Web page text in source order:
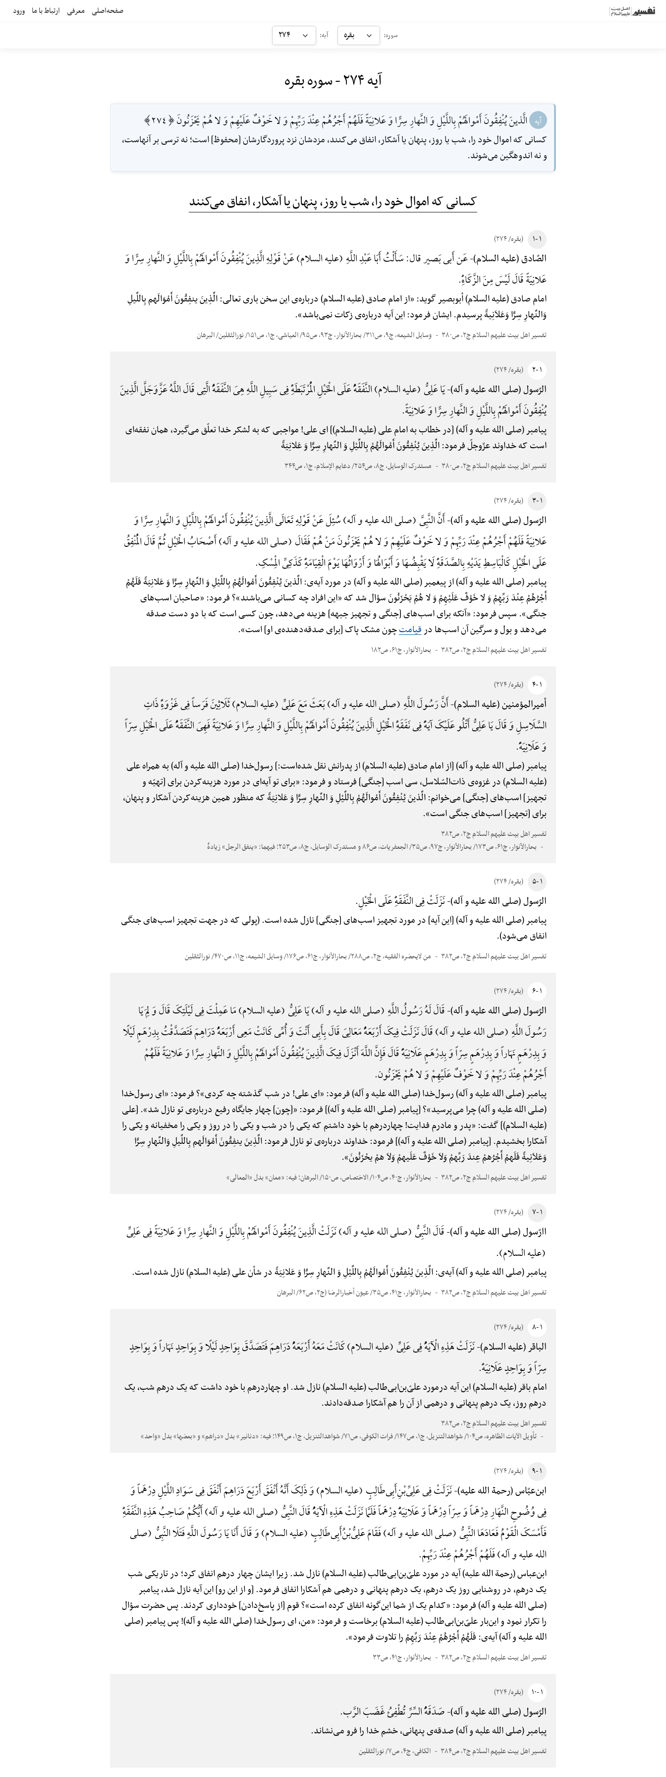
صفحه‌اصلی معرفی ارتباط با ما ورود
سوره: بقره آیه: ۲۷۴
آیه ۲۷۴ - سوره بقره
آیه الَّذينَ يُنْفِقُونَ أَمْوالَهُمْ بِاللَّيْلِ وَ النَّهارِ سِرًّا وَ عَلانِيَةً فَلَهُمْ أَجْرُهُمْ عِنْدَ رَبِّهِمْ وَ لا خَوْفٌ عَلَيْهِمْ وَ لا هُمْ يَحْزَنُونَ [274]
کسانى که اموال خود را، شب یا روز، پنهان یا آشکار، انفاق مى‌کنند، مزدشان نزد پروردگارشان [محفوظ] است؛ ‌نه ترسى بر آنهاست،
و نه اندوهگین مى‌شوند.
کسانی که اموال خود را، شب یا روز، پنهان یا آشکار، انفاق می‌کنند
۱ -۱ (بقره/ ۲۷۴)
الصّادق (علیه السلام)-عَن أَبی بَصیر قال: سَأَلْتُ أَبَا عَبْدِ اللَّهِ (علیه السلام) عَنْ قَوْلِهِ الَّذِینَ یُنْفِقُونَ أَمْوالَهُمْ بِاللَّیْلِ وَ النَّهارِ سِرًّا وَ
عَلانِیَةً قَالَ لَیْسَ مِنَ الزَّکَاهًِْ.
امام صادق (علیه السلام) أبوبصیر گوید: «از امام صادق (علیه السلام) درباره‌ی این سخن باری تعالی: الَّذِینَ ینفِقُونَ أَمْوَالَهم بِاللَّیلِ
وَالنَّهارِ سِرًّا وَعَلاَنِیةً پرسیدم. ایشان فرمود: این آیه درباره‌ی زکات نمی‌باشد».
تفسیر اهل بیت علیهم السلام ج۲، ص۳۸۰ وسایل الشیعه، ج۹، ص۳۱۱/ بحارالأنوار، ج۹۳، ص۹۵/ العیاشی، ج۱، ص۱۵۱/ نورالثقلین/ البرهان
۱ -۲ (بقره/ ۲۷۴)
الرّسول (صلی الله علیه و آله)-یَا عَلِیُّ (علیه السلام) النَّفَقَهًُْ عَلَی الْخَیْلِ الْمُرْتَبَطَهًِْ فِی سَبِیلِ اللَّهِ هِیَ النَّفَقَهًُْ الَّتِی قَالَ اللَّهُ عَزَّوَجَلَّ الَّذِینَ
یُنْفِقُونَ أَمْوالَهُمْ بِاللَّیْلِ وَ النَّهارِ سِرًّا وَ عَلانِیَةً.
پیامبر (صلی الله علیه و آله) [در خطاب به امام علی (علیه السلام)] ای علی! مواجبی که به لشکر خدا تعلّق می‌گیرد، همان نفقه‌ای
است که خداوند عزّوجلّ فرمود: الَّذِینَ یُنْفِقُونَ أَمْوالَهُمْ بِاللَّیْلِ وَ النَّهارِ سِرًّا وَ عَلانِیَةً
تفسیر اهل بیت علیهم السلام ج۲، ص۳۸۰ مستدرک الوسایل، ج۸، ص۲۵۴/ دعایم الإسلام، ج۱، ص۳۴۴
۱ -۳ (بقره/ ۲۷۴)
الرّسول (صلی الله علیه و آله)-أَنَّ النَّبِیَّ (صلی الله علیه و آله) سُئِلَ عَنْ قَوْلِهِ تَعَالَی الَّذِینَ یُنْفِقُونَ أَمْوالَهُمْ بِاللَّیْلِ وَ النَّهارِ سِرًّا وَ
عَلانِیَةً فَلَهُمْ أَجْرُهُمْ عِنْدَ رَبِّهِمْ وَ لا خَوْفٌ عَلَیْهِمْ وَ لا هُمْ یَحْزَنُونَ مَنْ هُمْ فَقَالَ (صلی الله علیه و آله) أَصْحَابُ الْخَیْلِ ثُمَّ قَالَ الْمُنْفِقُ
عَلَی الْخَیْلِ کَالْبَاسِطِ یَدَیْهِ بِالصَّدَقَهًِْ لَا یَقْبِضُهَا وَ أَبْوَالُهَا وَ أَرْوَاثُهَا یَوْمَ الْقِیَامَهًِْ کَذَکِیِّ الْمِسْکِ.
پیامبر (صلی الله علیه و آله) از پیغمبر (صلی الله علیه و آله) در مورد آیه‌ی: الَّذینَ یُنْفِقُونَ أَمْوالَهُمْ بِاللَّیْلِ وَ النَّهارِ سِرًّا وَ عَلانِیَةً فَلَهُمْ
أَجْرُهُمْ عِنْدَ رَبِّهِمْ وَ لا خَوْفٌ عَلَیْهِمْ وَ لا هُمْ یَحْزَنُونَ سؤال شد که «این افراد چه کسانی می‌باشند»؟ فرمود: «صاحبان اسب‌های
جنگی». سپس فرمود: «آنکه برای اسب‌های [جنگی و تجهیز جبهه] هزینه می‌دهد، چون کسی است که با دو دست صدقه
می‌دهد و بول و سرگین آن اسب‌ها درقیامتچون مشک پاک [برای صدقه‌دهنده‌ی او] است».
تفسیر اهل بیت علیهم السلام ج۲، ص۳۸۲ بحارالأنوار، ج۶۱، ص۱۸۲
۱ -۴ (بقره/ ۲۷۴)
أمیرالمؤمنین (علیه السلام)-أَنَّ رَسُولَ اللَّهِ (صلی الله علیه و آله) بَعَثَ مَعَ عَلِیٍّ (علیه السلام) ثَلَاثِینَ فَرَساً فِی غَزْوَهًِْ ذَاتِ
السَّلَاسِلِ وَ قَالَ یَا عَلِیُّ أَتْلُو عَلَیْکَ آیَهًًْ فِی نَفَقَهًِْ الْخَیْلِ الَّذِینَ یُنْفِقُونَ أَمْوالَهُمْ بِاللَّیْلِ وَ النَّهارِ سِرًّا وَ عَلانِیَةً فَهِیَ النَّفَقَهًُْ عَلَی الْخَیْلِ سِرّاً
وَ عَلَانِیَهًًْ.
پیامبر (صلی الله علیه و آله) [از امام صادق (علیه السلام) از پدرانش نقل شده‌است:] رسول‌خدا (صلی الله علیه و آله) به همراه علی
(علیه السلام) در غزوه‌ی ذات‌السّلاسل، سی اسب [جنگی] فرستاد و فرمود: «برای تو آیه‌ای در مورد هزینه‌کردن برای [تهیّه و
تجهیز] اسب‌های [جنگی] می‌خوانم: الَّذینَ یُنْفِقُونَ أَمْوالَهُمْ بِاللَّیْلِ وَ النَّهارِ سِرًّا وَ عَلانِیَةً که منظور همین هزینه‌کردن آشکار و پنهان،
برای [تجهیز] اسب‌های جنگی است».
تفسیر اهل بیت علیهم السلام ج۲، ص۳۸۲
بحارالأنوار، ج۶۱، ص۱۷۳/ بحارالأنوار، ج۹۷، ص۳۵/ الجعفریات، ص۸۶ و مستدرک الوسایل، ج۸، ص۲۵۳؛ فیهما: «ینفق الرجل» زیادهًْ
۱ -۵ (بقره/ ۲۷۴)
الرّسول (صلی الله علیه و آله)-نَزَلَتْ فِی النَّفَقَهًِْ عَلَی الْخَیْلِ.
پیامبر (صلی الله علیه و آله) [این آیه] در مورد تجهیز اسب‌های [جنگی] نازل شده است. (پولی که در جهت تجهیز اسب‌های جنگی
انفاق می‌شود).
تفسیر اهل بیت علیهم السلام ج۲، ص۳۸۲ من لایحضره الفقیه، ج۲، ص۲۸۸/ بحارالأنوار، ج۶۱، ص۱۷۶/ وسایل الشیعه، ج۱۱، ص۴۷۰/ نورالثقلین
۱ -۶ (بقره/ ۲۷۴)
الرّسول (صلی الله علیه و آله)-قَالَ لَهُ رَسُولُ اللَّهِ (صلی الله علیه و آله) یَا عَلِیُّ (علیه السلام) مَا عَمِلْتَ فِی لَیْلَتِکَ قَالَ وَ لِمَ یَا
رَسُولَ اللَّهِ (صلی الله علیه و آله) قَالَ نَزَلَتْ فِیکَ أَرْبَعَهًُْ مَعَالِیَ قَالَ بِأَبِی أَنْتَ وَ أُمِّی کَانَتْ مَعِی أَرْبَعَهًُْ دَرَاهِمَ فَتَصَدَّقْتُ بِدِرْهَمٍ لَیْلًا
وَ بِدِرْهَمٍ نَهَاراً وَ بِدِرْهَمٍ سِرّاً وَ بِدِرْهَمٍ عَلَانِیَهًًْ قَالَ فَإِنَّ اللَّهَ أَنْزَلَ فِیکَ الَّذِینَ یُنْفِقُونَ أَمْوالَهُمْ بِاللَّیْلِ وَ النَّهارِ سِرًّا وَ عَلانِیَةً فَلَهُمْ
أَجْرُهُمْ عِنْدَ رَبِّهِمْ وَ لا خَوْفٌ عَلَیْهِمْ وَ لا هُمْ یَحْزَنُون.
پیامبر (صلی الله علیه و آله) رسول‌خدا (صلی الله علیه و آله) فرمود: «ای علی! در شب گذشته چه کردی»؟ فرمود: «ای رسول‌خدا
(صلی الله علیه و آله) چرا می‌پرسید»؟ [پیامبر (صلی الله علیه و آله)] فرمود: «[چون] چهار جایگاه رفیع درباره‌ی تو نازل شد». [علی
(علیه السلام)] گفت: «پدر و مادرم فدایت! چهاردرهم با خود داشتم که یکی را در شب و یکی را در روز و یکی را مخفیانه و یکی را
آشکارا بخشیدم. [پیامبر (صلی الله علیه و آله)] فرمود: خداوند درباره‌ی تو نازل فرمود: الَّذِینَ ینفِقُونَ أَمْوَالَهم بِاللَّیلِ وَالنَّهارِ سِرًّا
وَعَلاَنِیةً فَلَهمْ أَجْرُهمْ عِندَ رَبِّهمْ وَلاَ خَوْفٌ عَلَیهمْ وَلاَ همْ یحْزَنُونَ».
تفسیر اهل بیت علیهم السلام ج۲، ص۳۸۲ بحارالأنوار، ج۴۰، ص۱۰۴/ الاختصاص، ص۱۵۰/ البرهان؛ فیه: «معان» بدل «المعالی»
۱ -۷ (بقره/ ۲۷۴)
اارّسول (صلی الله علیه و آله)-قَالَ النَّبِیُّ (صلی الله علیه و آله) نَزَلَتْ الَّذِینَ یُنْفِقُونَ أَمْوالَهُمْ بِاللَّیْلِ وَ النَّهارِ سِرًّا وَ عَلانِیَةً فِی عَلِیٍّ
(علیه السلام).
پیامبر (صلی الله علیه و آله) آیه‌ی: الَّذِینَ یُنْفِقُونَ أَمْوالَهُمْ بِاللَّیْلِ وَ النَّهارِ سِرًّا وَ عَلانِیَةً در شأن علی (علیه السلام) نازل شده است.
تفسیر اهل بیت علیهم السلام ج۲، ص۳۸۲ بحارالأنوار، ج۴۱، ص۳۵/ عیون أخبارالرضا (ج۲، ص۶۲/ البرهان
۱ -۸ (بقره/ ۲۷۴)
الباقر (علیه السلام)-نَزَلَتْ هَذِهِ الْآیَهًُْ فِی عَلِیٍّ (علیه السلام) کَانَتْ مَعَهُ أَرْبَعَهًُْ دَرَاهِمَ فَتَصَدَّقَ بِوَاحِدٍ لَیْلًا وَ بِوَاحِدٍ نَهَاراً وَ بِوَاحِدٍ
سِرّاً وَ بِوَاحِدٍ عَلَانِیَهًْ.
امام باقر (علیه السلام) این آیه درمورد علیّ‌بن‌ابی‌طالب (علیه السلام) نازل شد. او چهاردرهم با خود داشت که یک درهم شب، یک
درهم روز، یک درهم پنهانی و درهمی از آن را هم آشکارا صدقه‌دادند.
تفسیر اهل بیت علیهم السلام ج۲، ص۳۸۲
تأویل الآیات الظاهره، ص۱۰۴/ شواهدالتنزیل، ج۱، ص۱۴۷/ فرات الکوفی، ص۷۱/ شواهدالتنزیل، ج۱، ص۱۴۹؛ فیه: «دنانیر» بدل «دراهم» و «بعضها» بدل «واحد»
۱ -۹ (بقره/ ۲۷۴)
ابن‌عبّاس (رحمة الله علیه)-نَزَلَتْ فِی عَلِیِّ‌بْنِ‌أَبِی‌طَالِبٍ (علیه السلام) وَ ذَلِکَ أَنَّهُ أَنْفَقَ أَرْبَعَ دَرَاهِمَ أَنْفَقَ فِی سَوَادِ اللَّیْلِ دِرْهَماً وَ
فِی وُضُوحِ النَّهَارِ دِرْهَماً وَ سِرّاً دِرْهَماً وَ عَلَانِیَهًًْ دِرْهَماً فَلَمَّا نَزَلَتْ هَذِهِ الْآیَهًُْ قَالَ النَّبِیُّ (صلی الله علیه و آله) أَیُّکُمْ صَاحِبُ هَذِهِ النَّفَقَهًِْ
فَأَمْسَکَ الْقَوْمُ فَعَادَهَا النَّبِیُّ (صلی الله علیه و آله) فَقَامَ عَلِیُّ‌بْنُ‌أَبِی‌طَالِبٍ (علیه السلام) وَ قَالَ أَنَا یَا رَسُولَ اللَّهِ فَتَلَا النَّبِیُّ (صلی
الله علیه و آله) فَلَهُمْ أَجْرُهُمْ عِنْدَ رَبِّهِمْ.
ابن‌عباس (رحمة الله علیه) آیه در مورد علیّ‌بن‌ابی‌طالب (علیه السلام) نازل شد. زیرا ایشان چهار درهم انفاق کرد؛ در تاریکی شب
یک درهم، در روشنایی روز یک درهم، یک درهم پنهانی و درهمی هم آشکارا انفاق فرمود. [و از این رو] این آیه نازل شد، پیامبر
(صلی الله علیه و آله) فرمود: «کدام یک از شما این‌گونه انفاق کرده است»؟ قوم [از پاسخ‌دادن] خودداری کردند. پس حضرت سؤال
را تکرار نمود و این‌بار علیّ‌بن‌ابی‌طالب (علیه السلام) برخاست و فرمود: «من، ای رسول‌خدا (صلی الله علیه و آله)! پس پیامبر (صلی
الله علیه و آله) آیه‌ی: فَلَهُمْ أَجْرُهُمْ عِنْدَ رَبِّهِمْ را تلاوت فرمود».
تفسیر اهل بیت علیهم السلام ج۲، ص۳۸۲ بحارالأنوار، ج۴۱، ص۳۳
۱ -۱۰ (بقره/ ۲۷۴)
الرّسول (صلی الله علیه و آله)-صَدَقَهًُْ السِّرِّ تُطْفِئُ غَضَبَ الرَّب.
پیامبر (صلی الله علیه و آله) صدقه‌ی پنهانی، خشم خدا را فرو می‌نشاند.
تفسیر اهل بیت علیهم السلام ج۲، ص۳۸۴ الکافی، ج۴، ص۷/ نورالثقلین